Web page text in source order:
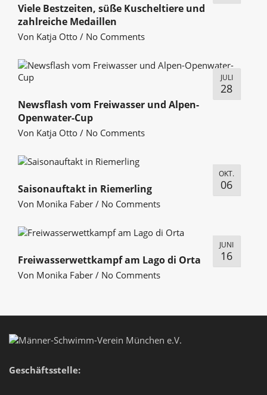
Viele Bestzeiten, süße Kuscheltiere und
zahlreiche Medaillen
Von Katja Otto / No Comments
JULI
28
Newsflash vom Freiwasser und Alpen-
Openwater-Cup
Von Katja Otto / No Comments
OKT.
06
Saisonauftakt in Riemerling
Von Monika Faber / No Comments
JUNI
16
Freiwasserwettkampf am Lago di Orta
Von Monika Faber / No Comments
Geschäftsstelle: